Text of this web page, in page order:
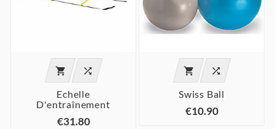
 
Echelle
D'entraînement
€31.80
 
Swiss Ball
€10.90